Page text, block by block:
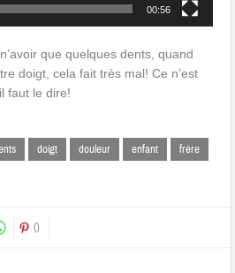
00:56
que quelques dents, quand
doigt, cela fait très mal! Ce n’est
faut le dire!
doigt douleur enfant
frère
0